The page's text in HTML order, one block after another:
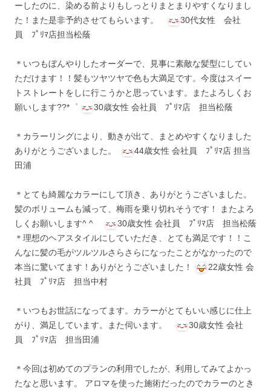
ーしたのに、染める前よりもしっとりまとまりやすくなりまし
た！また是非予約させてもらいます。
30代女性 会社
員 ﾌﾟﾘﾏ店担当松蔭
＊いつもぼんやりしたオーダーで、見事に素敵な髪型にしてい
ただけます！！髪もツヤツヤで色も大満足です。今度はスイー
トストレートをしに行こうかと思っています。またよろしくお
願いします??*゜
30歳女性 会社員 ﾌﾟﾘﾏ店 担当松蔭
＊カラーリングにより、動きが出て、まとめやすくなりました
ありがとうございました。
44歳女性 会社員 ﾌﾟﾘﾏ店 担当
田浦
＊とても綺麗なカラーにして頂き、ありがとうございました。
髪のボリュームも減って、梅雨を乗り切れそうです！ またよろ
しくお願いします^ ^
30歳女性 会社員 ﾌﾟﾘﾏ店 担当松蔭
＊理想のヘアスタイルにしていただき、とても満足です！！こ
んなに髪の毛がツルツルさらさらになったことがなかったので
本当に驚いてます！ありがとうございました！
22歳女性 会
社員 ﾌﾟﾘﾏ店 担当中村
＊いつもお世話になってます。カラーがとてもいい感じに仕上
がり、満足しています。また伺います。
30歳女性 会社
員 ﾌﾟﾘﾏ店 担当田浦
＊今回は初めてのプランの利用でしたが、利用してみてよかっ
たなと思います。 アロマを使った施術だったのでカラーのとき